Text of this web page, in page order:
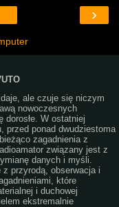
›
ale czuje się niczym
nowoczesnych
dorosłe. W ostatniej
przed ponad dwudziestoma
zagadnienia z
związany jest z
danych i myśli.
z przyrodą, obserwacja i
które
i duchowej
ekstremalnie